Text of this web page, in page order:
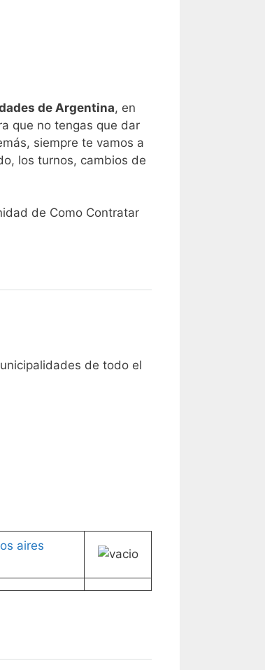
de Argentina, en
que no tengas que dar
siempre te vamos a
los turnos, cambios de
de Como Contratar
de todo el